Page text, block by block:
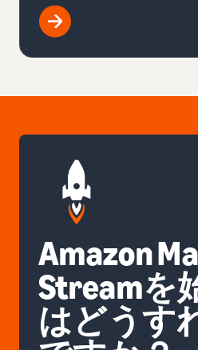
Amazon
Streamを
はどうす